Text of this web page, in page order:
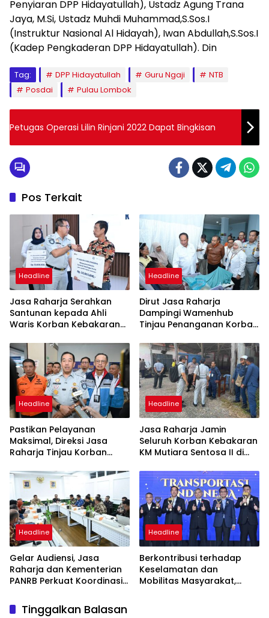
Penyiaran DPP Hidayatullah), Ustadz Agung Trana
Jaya, M.Si, Ustadz Muhdi Muhammad,S.Sos.I
(Instruktur Nasional Al Hidayah), Iwan Abdullah,S.Sos.I
(Kadep Pengkaderan DPP Hidayatullah). Din
Tag: DPP Hidayatullah Guru Ngaji
NTB
Posdai
Pulau Lombok
Petugas Operasi Lilin Rinjani 2022 Dapat Bingkisan
Pos Terkait
Headline
Jasa Raharja Serahkan
Santunan kepada Ahli
Waris Korban Kebakaran
Headline
Dirut Jasa Raharja
Dampingi Wamenhub
Tinjau Penanganan Korban
PHC Surabaya
Headline
Pastikan Pelayanan
Maksimal, Direksi Jasa
Raharja Tinjau Korban
Sentosa II
Headline
Jasa Raharja Jamin
Seluruh Korban Kebakaran
KM Mutiara Sentosa II di
Headline
Gelar Audiensi, Jasa
Raharja dan Kementerian
PANRB Perkuat Koordinasi
dan SWDKLLJ
Headline
Berkontribusi terhadap
Keselamatan dan
Mobilitas Masyarakat,
Tinggalkan Balasan